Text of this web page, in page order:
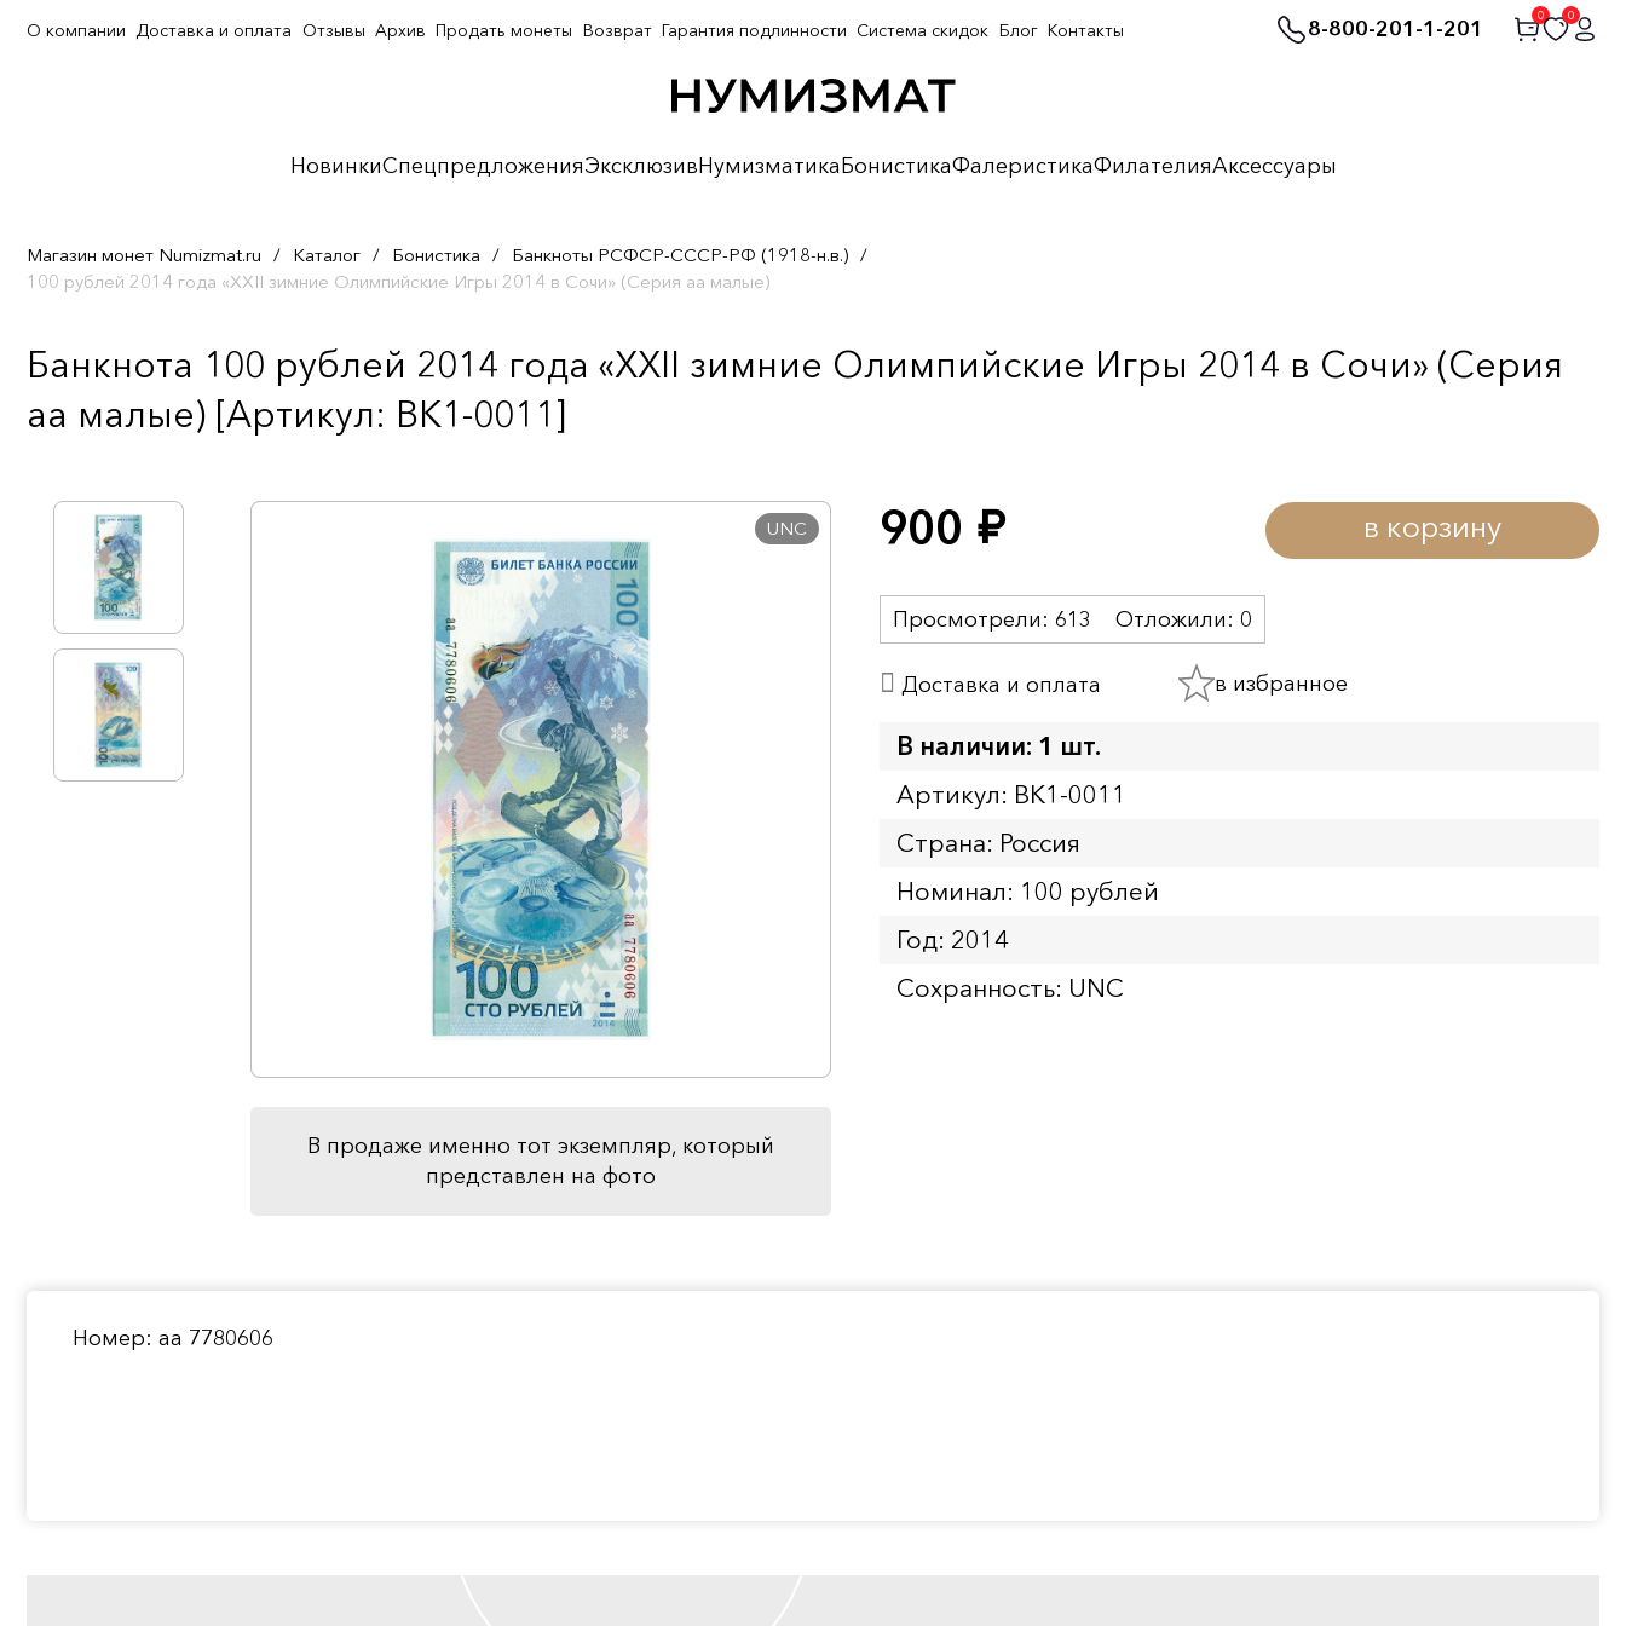
8-800-201-1-201
0 0
НовинкиСпецпредложенияЭксклюзивНумизматикаБонистикаФалеристикаФилателияАксессуары
О компании Доставка и оплата Отзывы Архив Продать монеты Возврат Гарантия подлинности Система скидок Блог Контакты
Магазин монет Numizmat.ru / Каталог / Бонистика / Банкноты РСФСР-СССР-РФ (1918-н.в.) /
100 рублей 2014 года «XXII зимние Олимпийские Игры 2014 в Сочи» (Серия аа малые)
Банкнота 100 рублей 2014 года «XXII зимние Олимпийские Игры 2014 в Сочи» (Серия
аа малые) [Артикул: BK1-0011]
UNC
В продаже именно тот экземпляр, который
представлен на фото
900 руб. в корзину
Просмотрели: 613 Отложили: 0
Доставка и оплата в избранное
В наличии: 1 шт.
Артикул: BK1-0011
Страна: Россия
Номинал: 100 рублей
Год: 2014
Сохранность: UNC
Номер: аа 7780606